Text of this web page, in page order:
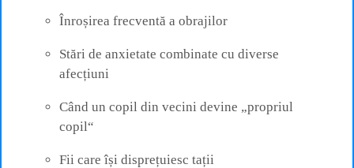
Înroșirea frecventă a obrajilor
Stări de anxietate combinate cu diverse
afecțiuni
Când un copil din vecini devine „propriul
copil“
Fii care își disprețuiesc tații